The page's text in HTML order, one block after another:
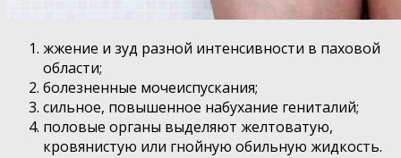
жжение и зуд разной интенсивности в паховой
области;
болезненные мочеиспускания;
сильное, повышенное набухание гениталий;
половые органы выделяют желтоватую,
кровянистую или гнойную обильную жидкость.